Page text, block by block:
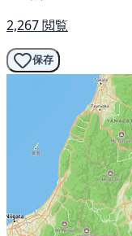
2,267 閲覧
保存